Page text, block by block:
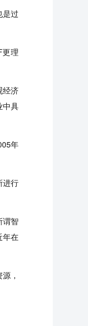
是过
理
经济
中具
年
进行
谓智
年在
，